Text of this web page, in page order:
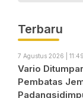
Terbaru
7 Agustus 2026 | 11:49
Vario
Pembatas